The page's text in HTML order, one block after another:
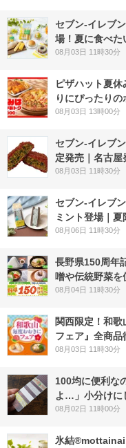
セブン‐イレブ
場！夏に食べた
08月03日 11時30分
ピザハット夏
りにぴったり
08月03日 13時00分
セブン-イレブ
定発売｜名古
08月03日 11時30分
セブン‐イレブ
ミント登場｜
08月06日 11時30分
長野県150周年
噌や伝統野菜を
08月04日 11時30分
関西限定！和歌
フェア』全商品
08月03日 11時30分
100均に便利な
よ…」小分けに
08月02日 11時00分
氷結®mottainai